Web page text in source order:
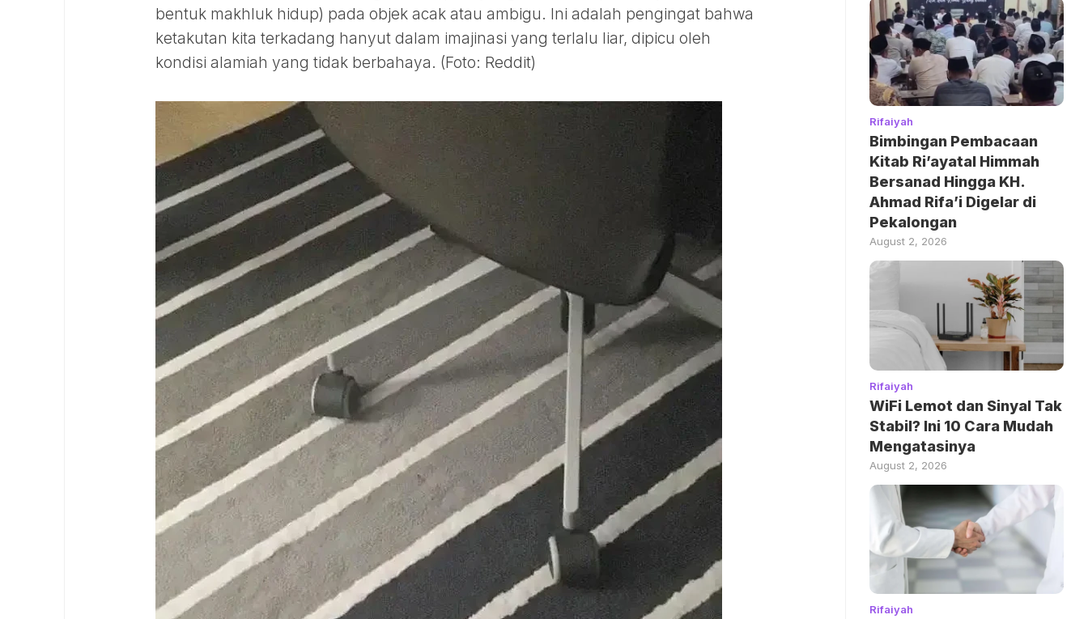
bentuk makhluk hidup) pada objek acak atau ambigu. Ini adalah pengingat bahwa
ketakutan kita terkadang hanyut dalam imajinasi yang terlalu liar, dipicu oleh
kondisi alamiah yang tidak berbahaya. (Foto: Reddit)
Rifaiyah
Bimbingan Pembacaan
Kitab Ri’ayatal Himmah
Bersanad Hingga KH.
Ahmad Rifa’i Digelar di
Pekalongan
August 2, 2026
Rifaiyah
WiFi Lemot dan Sinyal Tak
Stabil? Ini 10 Cara Mudah
Mengatasinya
August 2, 2026
Rifaiyah